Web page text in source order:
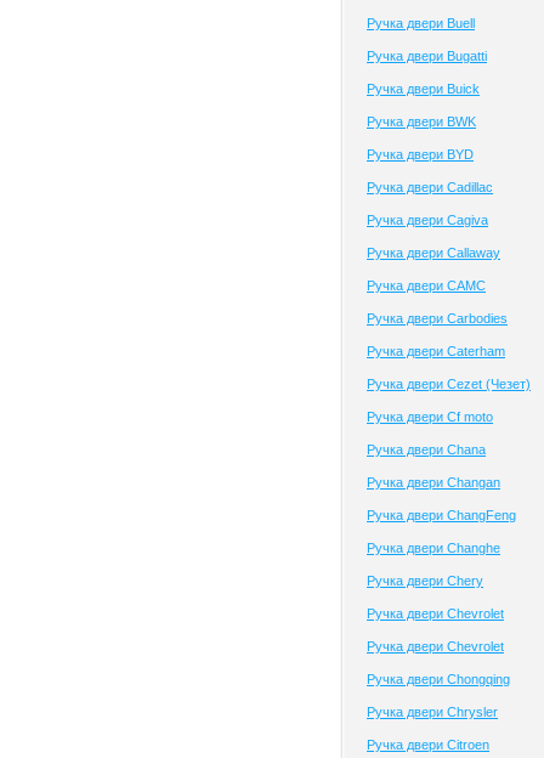
Ручка двери Buell
Ручка двери Bugatti
Ручка двери Buick
Ручка двери BWK
Ручка двери BYD
Ручка двери Cadillac
Ручка двери Cagiva
Ручка двери Callaway
Ручка двери CAMC
Ручка двери Carbodies
Ручка двери Caterham
Ручка двери Cezet (Чезет)
Ручка двери Cf moto
Ручка двери Chana
Ручка двери Changan
Ручка двери ChangFeng
Ручка двери Changhe
Ручка двери Chery
Ручка двери Chevrolet
Ручка двери Chevrolet
Ручка двери Chongqing
Ручка двери Chrysler
Ручка двери Citroen